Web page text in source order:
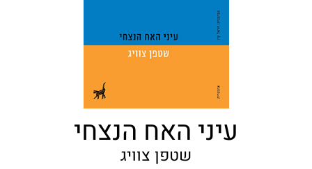
עיני האח הנצחי
שטפן צוויג